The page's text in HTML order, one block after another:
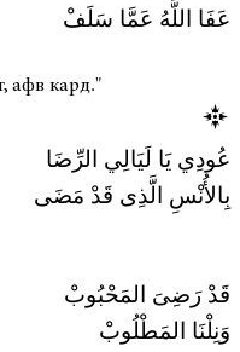
عَفَا اللَّهُ عَمَّا سَلَفْ
афв кард."
عُودِي يَا لَيَالِي الرِّضَا
بِالأُنْسِ الَّذِى قَدْ مَضَى
قَدْ رَضِىَ المَحْبُوبْ
وَنِلْنَا المَطْلُوبْ